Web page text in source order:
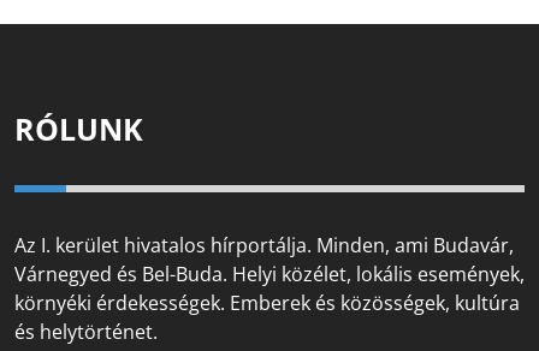
RÓLUNK
Az I. kerület hivatalos hírportálja. Minden, ami Budavár,
Várnegyed és Bel-Buda. Helyi közélet, lokális események,
környéki érdekességek. Emberek és közösségek, kultúra
és helytörténet.